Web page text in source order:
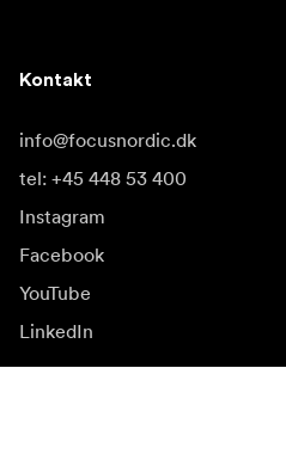
Kontakt
info@focusnordic.dk
tel: +45 448 53 400
Instagram
Facebook
YouTube
LinkedIn